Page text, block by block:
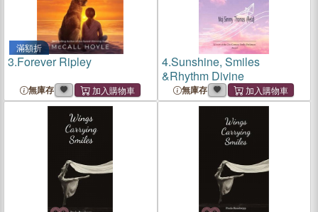
滿額折
3.Forever Ripley
無庫存
4.Sunshine, Smiles
&Rhythm Divine
無庫存